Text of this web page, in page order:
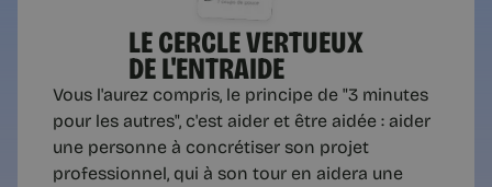
LE CERCLE VERTUEUX
DE L'ENTRAIDE
Vous l'aurez compris, le principe de "3 minutes
pour les autres", c'est aider et être aidée : aider
une personne à concrétiser son projet
professionnel, qui à son tour en aidera une